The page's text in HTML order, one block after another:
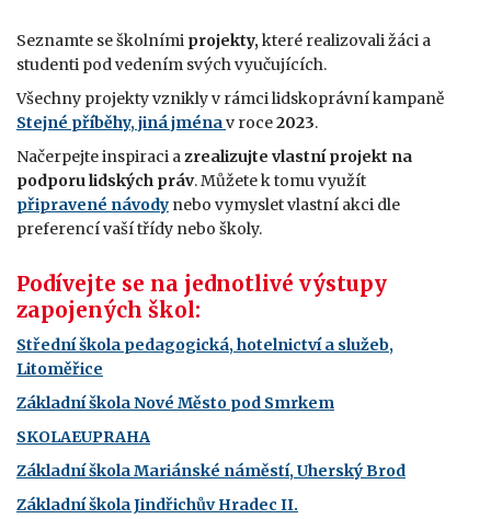
Seznamte se školními projekty,které realizovali žáci a
studenti pod vedením svých vyučujících.
Všechny projekty vznikly v rámci lidskoprávní kampaně
Stejné příběhy, jiná jménav roce2023.
Načerpejte inspiraci azrealizujte vlastní projekt na
podporu lidských práv. Můžete k tomu využít
připravené návody nebo vymyslet vlastní akci dle
preferencí vaší třídy nebo školy.
Podívejte se na jednotlivé výstupy
zapojených škol:
Střední škola pedagogická, hotelnictví a služeb,
Litoměřice
Základní škola Nové Město pod Smrkem
SKOLAEUPRAHA
Základní škola Mariánské náměstí, Uherský Brod
Základní škola Jindřichův Hradec II.